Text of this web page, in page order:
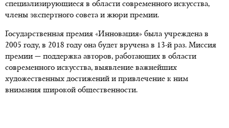
специализирующиеся в области современного искусства,
члены экспертного совета и жюри премии.
Государственная премия «Инновация» была учреждена в
2005 году, в 2018 году она будет вручена в 13-й раз. Миссия
премии — поддержка авторов, работающих в области
современного искусства, выявление важнейших
художественных достижений и привлечение к ним
внимания широкой общественности.